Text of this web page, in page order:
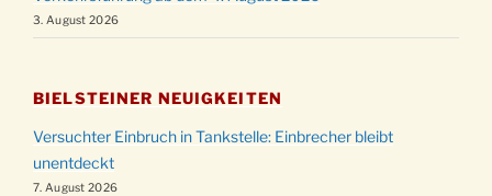
3. August 2026
BIELSTEINER NEUIGKEITEN
Versuchter Einbruch in Tankstelle: Einbrecher bleibt
unentdeckt
7. August 2026